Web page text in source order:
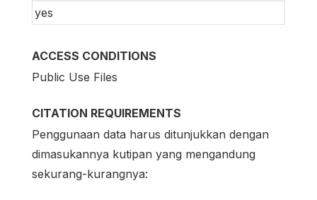
yes
ACCESS CONDITIONS
Public Use Files
CITATION REQUIREMENTS
Penggunaan data harus ditunjukkan dengan
dimasukannya kutipan yang mengandung
sekurang-kurangnya: